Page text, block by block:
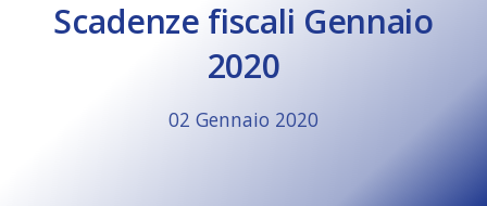
Scadenze fiscali Gennaio
2020
02 Gennaio 2020